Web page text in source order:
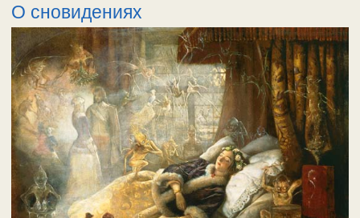
О сновидениях